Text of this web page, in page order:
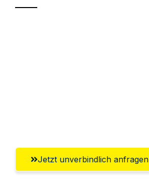
Jetzt unverbindlich anfragen